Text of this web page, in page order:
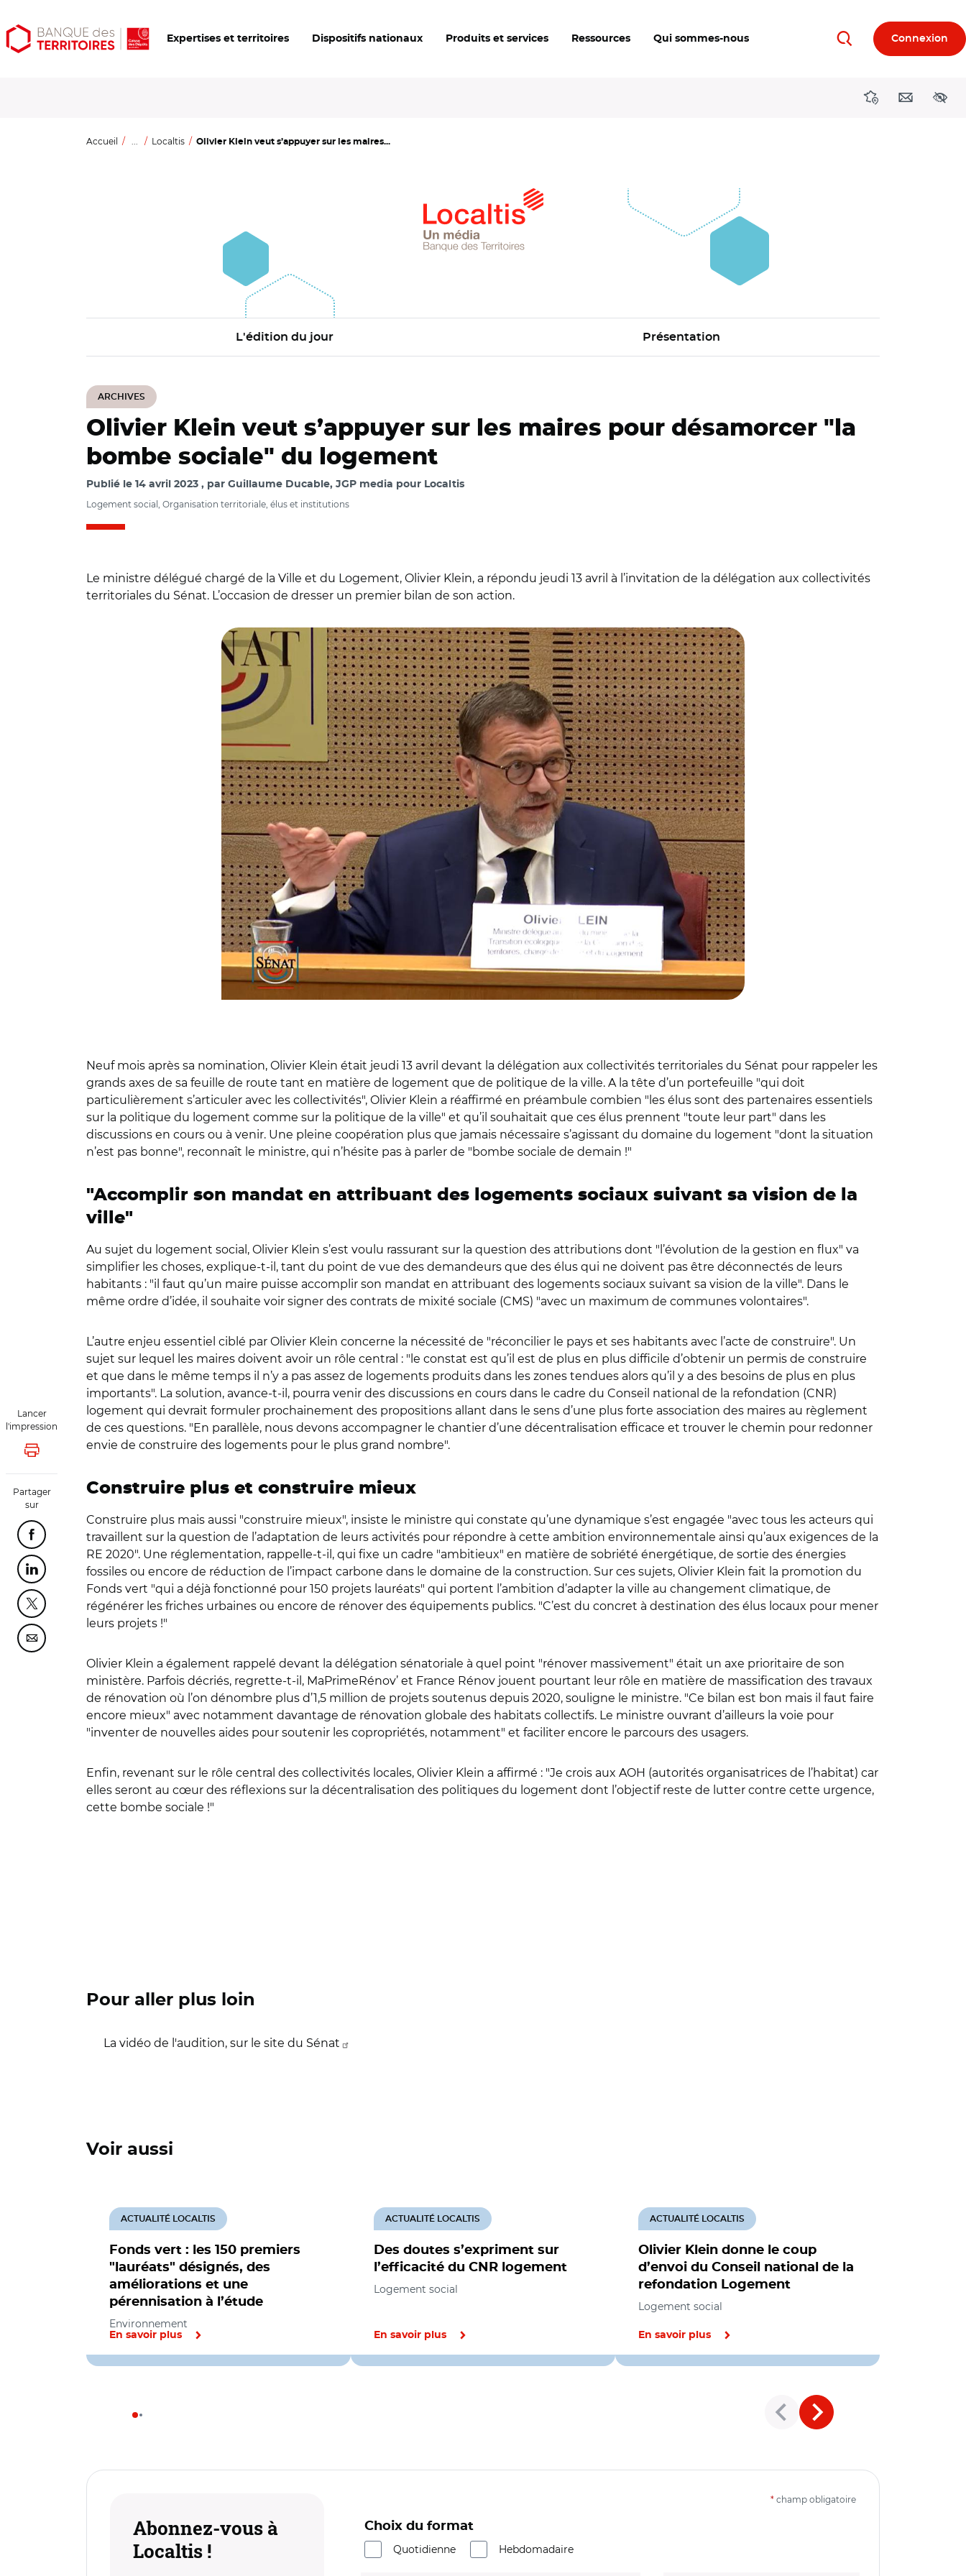
Aller
au
Aller
au
Ouvrir
les
Expertises et territoires Dispositifs nationaux Produits et services Ressources Qui sommes-nous RechercherConnexion
DirectionsContact
Accueil ... Localtis Olivier Klein veut s’appuyer sur les maires...
L'édition du jour Présentation
ARCHIVES
Lancer
l'impression
Lancer l'impression
Partager
sur
Partager cette page sur Facebook
Partager cette page sur Linkedin
Partager cette page sur Twitter
Partager cette page sur Courriel
Olivier Klein veut s’appuyer sur les maires pour désamorcer "la
bombe sociale" du logement
Publié le 14 avril 2023 par Guillaume Ducable, JGP media pour Localtis
Logement social, Organisation territoriale, élus et institutions
Le ministre délégué chargé de la Ville et du Logement, Olivier Klein, a répondu jeudi 13 avril à l’invitation de la délégation aux collectivités
territoriales du Sénat. L’occasion de dresser un premier bilan de son action.
© Capture vidéo Sénat/ Audition d'Olivier Klein devant la délégation aux collectivités territoriales du
Neuf mois après sa nomination, Olivier Klein était jeudi 13 avril devant la délégation aux collectivités territoriales du Sénat pour rappeler les
grands axes de sa feuille de route tant en matière de logement que de politique de la ville. A la tête d’un portefeuille "qui doit
particulièrement s’articuler avec les collectivités", Olivier Klein a réaffirmé en préambule combien "les élus sont des partenaires essentiels
sur la politique du logement comme sur la politique de la ville" et qu’il souhaitait que ces élus prennent "toute leur part" dans les
discussions en cours ou à venir. Une pleine coopération plus que jamais nécessaire s’agissant du domaine du logement "dont la situation
n’est pas bonne", reconnaît le ministre, qui n’hésite pas à parler de "bombe sociale de demain !"
"Accomplir son mandat en attribuant des logements sociaux suivant sa vision de la
ville"
Au sujet du logement social, Olivier Klein s’est voulu rassurant sur la question des attributions dont "l’évolution de la gestion en flux" va
simplifier les choses, explique-t-il, tant du point de vue des demandeurs que des élus qui ne doivent pas être déconnectés de leurs
habitants : "il faut qu’un maire puisse accomplir son mandat en attribuant des logements sociaux suivant sa vision de la ville". Dans le
même ordre d’idée, il souhaite voir signer des contrats de mixité sociale (CMS) "avec un maximum de communes volontaires".
L’autre enjeu essentiel ciblé par Olivier Klein concerne la nécessité de "réconcilier le pays et ses habitants avec l’acte de construire". Un
sujet sur lequel les maires doivent avoir un rôle central : "le constat est qu’il est de plus en plus difficile d’obtenir un permis de construire
et que dans le même temps il n’y a pas assez de logements produits dans les zones tendues alors qu’il y a des besoins de plus en plus
importants". La solution, avance-t-il, pourra venir des discussions en cours dans le cadre du Conseil national de la refondation (CNR)
logement qui devrait formuler prochainement des propositions allant dans le sens d’une plus forte association des maires au règlement
de ces questions. "En parallèle, nous devons accompagner le chantier d’une décentralisation efficace et trouver le chemin pour redonner
envie de construire des logements pour le plus grand nombre".
Construire plus et construire mieux
Construire plus mais aussi "construire mieux", insiste le ministre qui constate qu’une dynamique s’est engagée "avec tous les acteurs qui
travaillent sur la question de l’adaptation de leurs activités pour répondre à cette ambition environnementale ainsi qu’aux exigences de la
RE 2020". Une réglementation, rappelle-t-il, qui fixe un cadre "ambitieux" en matière de sobriété énergétique, de sortie des énergies
fossiles ou encore de réduction de l’impact carbone dans le domaine de la construction. Sur ces sujets, Olivier Klein fait la promotion du
Fonds vert "qui a déjà fonctionné pour 150 projets lauréats" qui portent l’ambition d’adapter la ville au changement climatique, de
régénérer les friches urbaines ou encore de rénover des équipements publics. "C’est du concret à destination des élus locaux pour mener
leurs projets !"
Olivier Klein a également rappelé devant la délégation sénatoriale à quel point "rénover massivement" était un axe prioritaire de son
ministère. Parfois décriés, regrette-t-il, MaPrimeRénov’ et France Rénov jouent pourtant leur rôle en matière de massification des travaux
de rénovation où l’on dénombre plus d’1,5 million de projets soutenus depuis 2020, souligne le ministre. "Ce bilan est bon mais il faut faire
encore mieux" avec notamment davantage de rénovation globale des habitats collectifs. Le ministre ouvrant d’ailleurs la voie pour
"inventer de nouvelles aides pour soutenir les copropriétés, notamment" et faciliter encore le parcours des usagers.
Enfin, revenant sur le rôle central des collectivités locales, Olivier Klein a affirmé : "Je crois aux AOH (autorités organisatrices de l’habitat) car
elles seront au cœur des réflexions sur la décentralisation des politiques du logement dont l’objectif reste de lutter contre cette urgence,
cette bombe sociale !"
Pour aller plus loin
La vidéo de l'audition, sur le site du Sénat
Voir aussi
Fonds vert : les 150 premiers
"lauréats" désignés, des
améliorations et une
pérennisation à l’étude
ACTUALITÉ LOCALTIS
Environnement
En savoir plus
Des doutes s’expriment sur
l’efficacité du CNR logement
ACTUALITÉ LOCALTIS
Logement social
En savoir plus
Olivier Klein donne le coup
d’envoi du Conseil national de la
refondation Logement
ACTUALITÉ LOCALTIS
Logement social
En savoir plus
Abonnez-vous à
Localtis !
* champ obligatoire
Choix du format
Quotidienne
Hebdomadaire